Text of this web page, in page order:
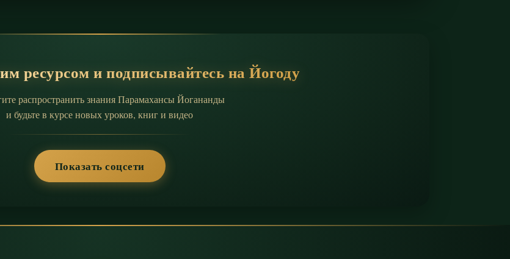
ресурсом и подписывайтесь на Йогоду
распространить знания Парамахансы Йогананды
и будьте в курсе новых уроков, книг и видео
Показать соцсети